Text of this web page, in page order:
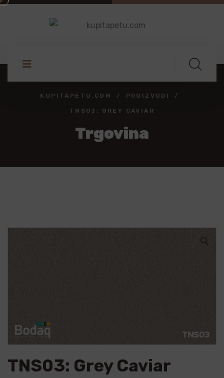
KUPITAPETU.COM PROIZVODI
TNS03: GREY CAVIAR
Trgovina
TNS03: Grey Caviar